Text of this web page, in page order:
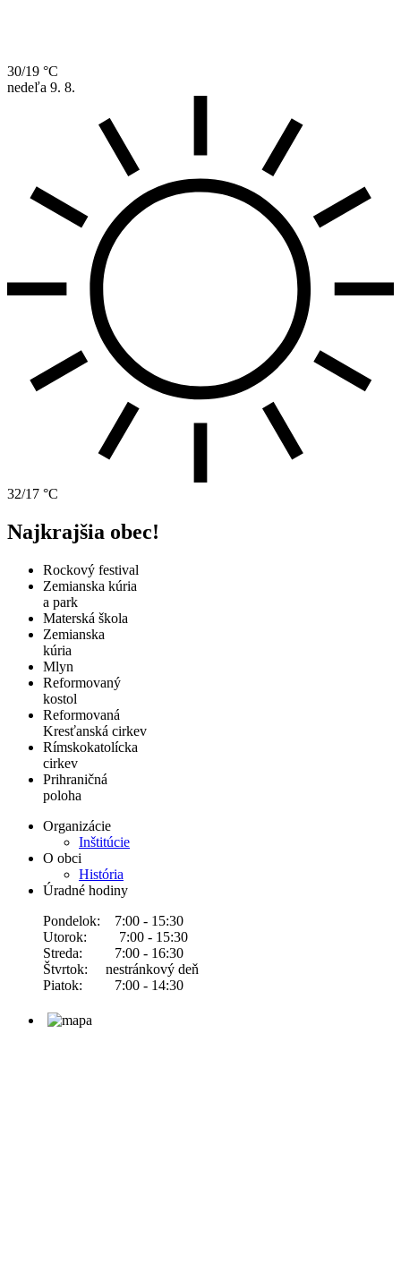
30/19 °C
nedeľa 9. 8.
32/17 °C
Najkrajšia obec!
Rockový festival
Zemianska kúria
a park
Materská škola
Zemianska
kúria
Mlyn
Reformovaný
kostol
Reformovaná
Kresťanská cirkev
Rímskokatolícka
cirkev
Prihraničná
poloha
Organizácie
Inštitúcie
O obci
História
Úradné hodiny
Pondelok: 7:00 - 15:30
Utorok: 7:00 - 15:30
Streda: 7:00 - 16:30
Štvrtok: nestránkový deň
Piatok: 7:00 - 14:30